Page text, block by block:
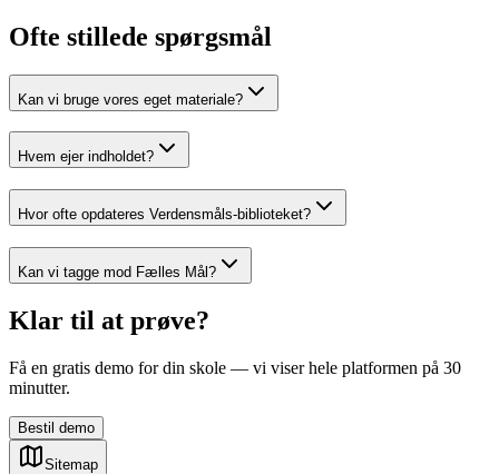
Ofte stillede spørgsmål
Kan vi bruge vores eget materiale?
Hvem ejer indholdet?
Hvor ofte opdateres Verdensmåls-biblioteket?
Kan vi tagge mod Fælles Mål?
Klar til at prøve?
Få en gratis demo for din skole — vi viser hele platformen på 30
minutter.
Bestil demo
Sitemap